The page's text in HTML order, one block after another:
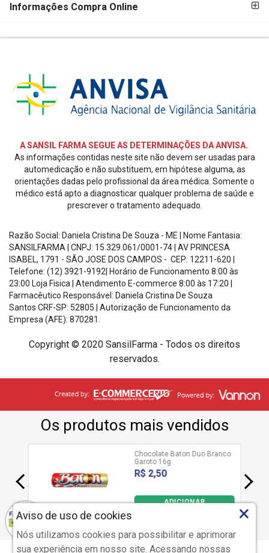
Clique aqui...
CREDIBILIDADE
SOCIAIS
Informações Compra Online
A SANSIL FARMA SEGUE AS DETERMINAÇÕES DA ANVISA.
As informações contidas neste site não devem ser usadas para
automedicação e não substituem, em hipótese alguma, as
orientações dadas pelo profissional da área médica. Somente o
médico está apto a diagnosticar qualquer problema de saúde e
prescrever o tratamento adequado.
Razão Social: Daniela Cristina De Souza - ME | Nome Fantasia:
SANSILFARMA | CNPJ: 15.329.061/0001-74 AV PRINCESA
ISABEL, 1791 - SÃO JOSE DOS CAMPOS - CEP: 12211-620
Telefone: (12) 3921-9192| Horário de Funcionamento 8:00 às
23:00 Loja Fisica | Atendimento E-commerce 8:00 às 17:20
Farmacêutico Responsável: Daniela Cristina De Souza
Santos CRF-SP: 52805 |
Autorização de Funcionamento da
Empresa (AFE): 870281.
Copyright © 2020 SansilFarma - Todos os direitos
reservados.
Aviso de uso de cookies
Nós utilizamos cookies para possibilitar e aprimorar
sua experiência em nosso site. Acessando nossas
×